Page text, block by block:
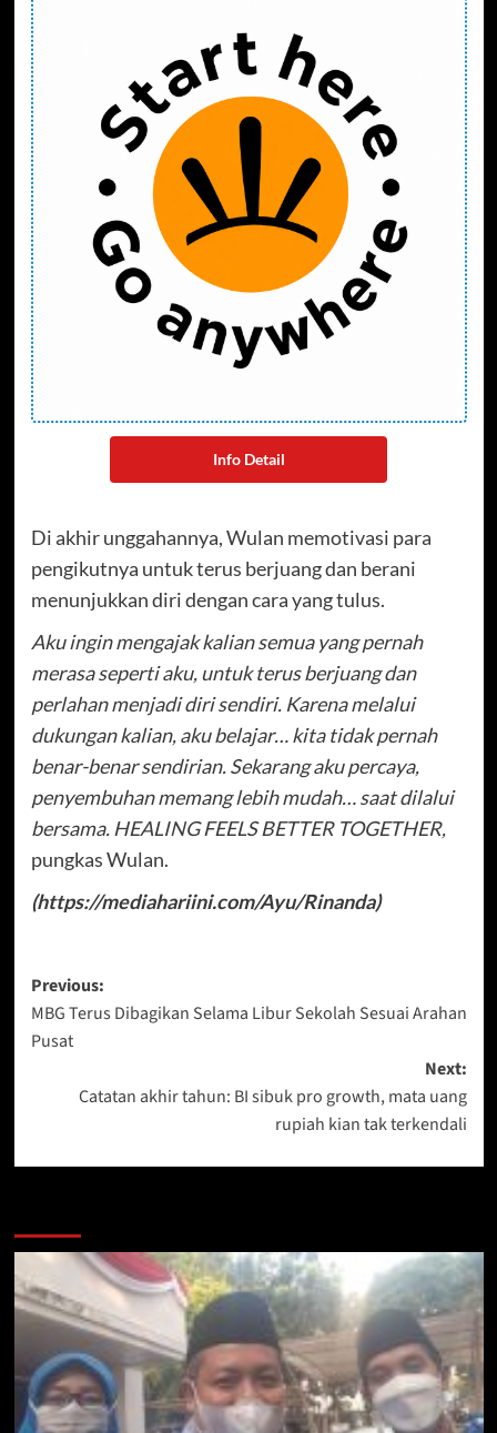
Info Detail
Di akhir unggahannya, Wulan memotivasi para
pengikutnya untuk terus berjuang dan berani
menunjukkan diri dengan cara yang tulus.
Aku ingin mengajak kalian semua yang pernah
merasa seperti aku, untuk terus berjuang dan
perlahan menjadi diri sendiri. Karena melalui
dukungan kalian, aku belajar… kita tidak pernah
benar-benar sendirian. Sekarang aku percaya,
penyembuhan memang lebih mudah… saat dilalui
bersama. HEALING FEELS BETTER TOGETHER,
pungkas Wulan.
(https://mediahariini.com/Ayu/Rinanda)
Post
navigation
Previous:
MBG Terus Dibagikan Selama Libur Sekolah Sesuai Arahan
Pusat
Next:
Catatan akhir tahun: BI sibuk pro growth, mata uang
rupiah kian tak terkendali